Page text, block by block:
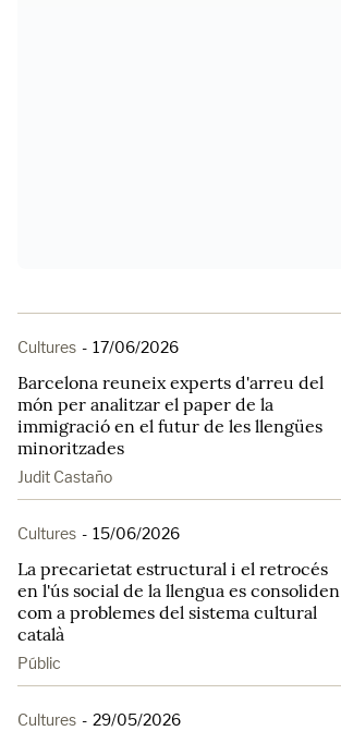
Cultures - 17/06/2026
Barcelona reuneix experts d'arreu del
món per analitzar el paper de la
immigració en el futur de les llengües
minoritzades
Judit Castaño
Cultures - 15/06/2026
La precarietat estructural i el retrocés
en l'ús social de la llengua es consoliden
com a problemes del sistema cultural
català
Públic
Cultures - 29/05/2026